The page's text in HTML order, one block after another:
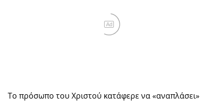
Ad
Το πρόσωπο του Χριστού κατάφερε να «αναπλάσει»